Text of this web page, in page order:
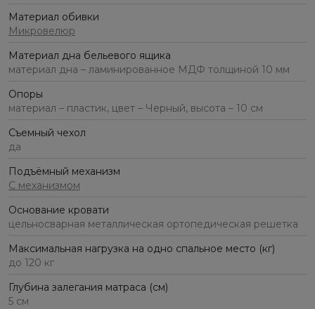
Материал обивки
Микровелюр
Материал дна бельевого ящика
материал дна – ламинированное МДФ толщиной 10 мм
Опоры
материал – пластик, цвет – Черный, высота – 10 см
Съемный чехол
да
Подъёмный механизм
С механизмом
Основание кровати
цельносварная металлическая ортопедическая решетка
Максимальная нагрузка на одно спальное место (кг)
до 120 кг
Глубина залегания матраса (см)
5 см